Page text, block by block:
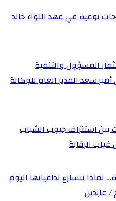
نوعية في عهد اللواء خالد
المسؤول والتنمية
سعد المدير العام للوكالة
بين استنزاف جيوب الشباب
الرقابة
لماذا تتسارع تداعياتها اليوم
/ عابدين